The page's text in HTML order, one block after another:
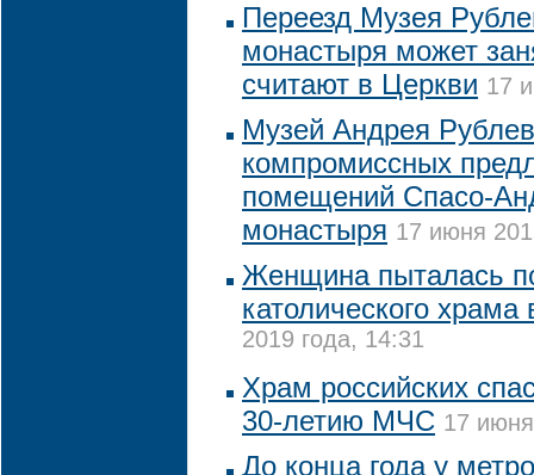
Переезд Музея
монастыря может
считают в Церкви 17
Музей Андрея
компромиссных
помещений Спасо-
монастыря 17 июня
Женщина пыталась
католического храма
2019 года, 14:31
Храм российских
30-летию МЧС 17
До конца года у